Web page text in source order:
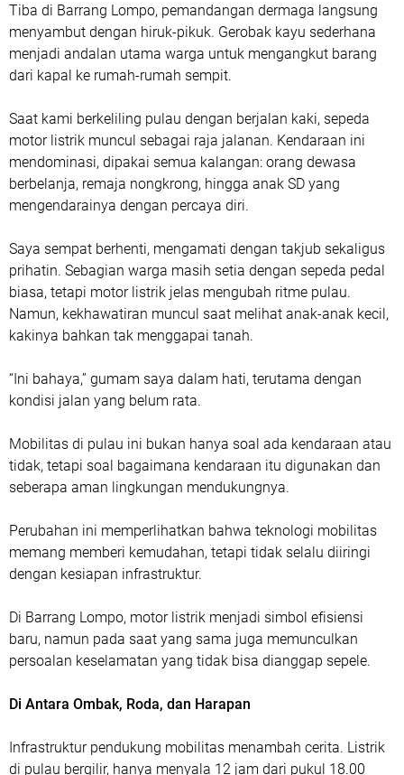
Tiba di Barrang Lompo, pemandangan dermaga langsung
menyambut dengan hiruk-pikuk. Gerobak kayu sederhana
menjadi andalan utama warga untuk mengangkut barang
dari kapal ke rumah-rumah sempit.
Saat kami berkeliling pulau dengan berjalan kaki, sepeda
motor listrik muncul sebagai raja jalanan. Kendaraan ini
mendominasi, dipakai semua kalangan: orang dewasa
berbelanja, remaja nongkrong, hingga anak SD yang
mengendarainya dengan percaya diri.
Saya sempat berhenti, mengamati dengan takjub sekaligus
prihatin. Sebagian warga masih setia dengan sepeda pedal
biasa, tetapi motor listrik jelas mengubah ritme pulau.
Namun, kekhawatiran muncul saat melihat anak-anak kecil,
kakinya bahkan tak menggapai tanah.
“Ini bahaya,” gumam saya dalam hati, terutama dengan
kondisi jalan yang belum rata.
Mobilitas di pulau ini bukan hanya soal ada kendaraan atau
tidak, tetapi soal bagaimana kendaraan itu digunakan dan
seberapa aman lingkungan mendukungnya.
Perubahan ini memperlihatkan bahwa teknologi mobilitas
memang memberi kemudahan, tetapi tidak selalu diiringi
dengan kesiapan infrastruktur.
Di Barrang Lompo, motor listrik menjadi simbol efisiensi
baru, namun pada saat yang sama juga memunculkan
persoalan keselamatan yang tidak bisa dianggap sepele.
Di Antara Ombak, Roda, dan Harapan
Infrastruktur pendukung mobilitas menambah cerita. Listrik
di pulau bergilir, hanya menyala 12 jam dari pukul 18.00